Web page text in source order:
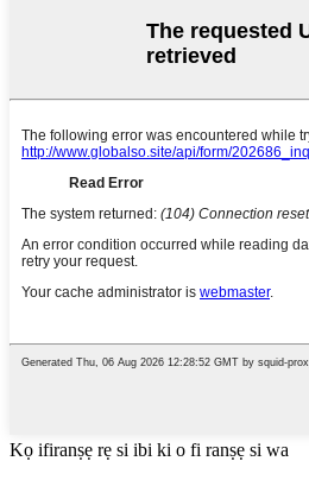
Kọ ifiranṣẹ rẹ si ibi ki o fi ranṣẹ si wa